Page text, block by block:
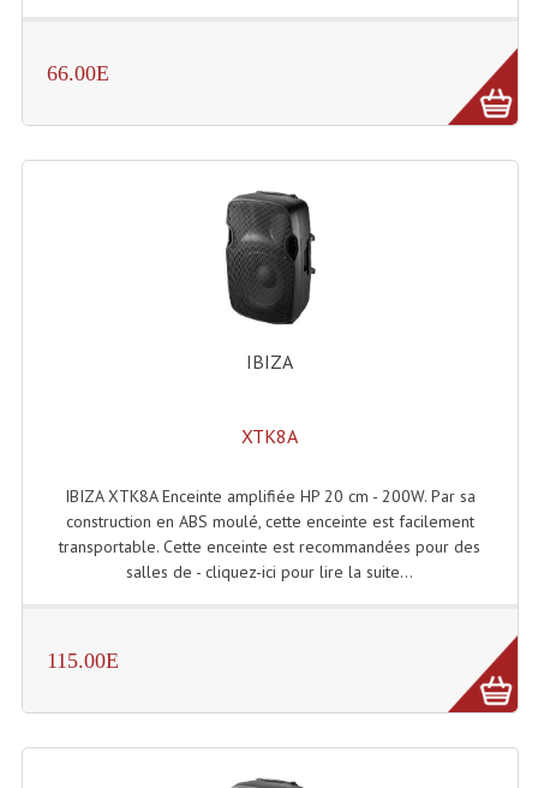
Haut-Parleurs Amplis Guitare
Tweeters Pour Enceintes
Lecteurs Audio & Sources
Platines Disque Vinyles
Lecteurs Cd À Plats
Lecteurs Double Cd MP3
Lecteurs Lasers Simple Et Mp3 (rack 19")
Enregistreur Numérique
66.00E
IBIZA
XTK8A
IBIZA XTK8A Enceinte amplifiée HP 20 cm - 200W. Par sa
construction en ABS moulé, cette enceinte est facilement
transportable. Cette enceinte est recommandées pour des
salles de - cliquez-ici pour lire la suite...
115.00E